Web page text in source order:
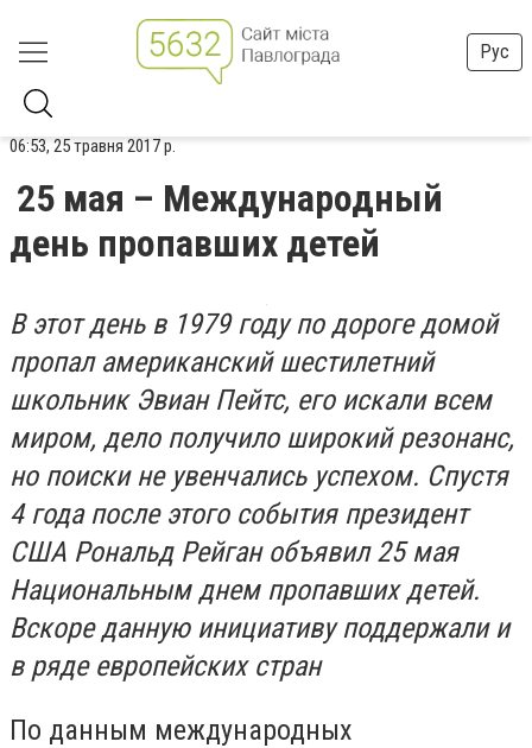
Рус
06:53, 25 травня 2017 р.
25 мая – Международный
день пропавших детей
В этот день в 1979 году по дороге домой
пропал американский шестилетний
школьник Эвиан Пейтс, его искали всем
миром, дело получило широкий резонанс,
но поиски не увенчались успехом. Спустя
4 года после этого события президент
США Рональд Рейган объявил 25 мая
Национальным днем пропавших детей.
Вскоре данную инициативу поддержали и
в ряде европейских стран
По данным международных